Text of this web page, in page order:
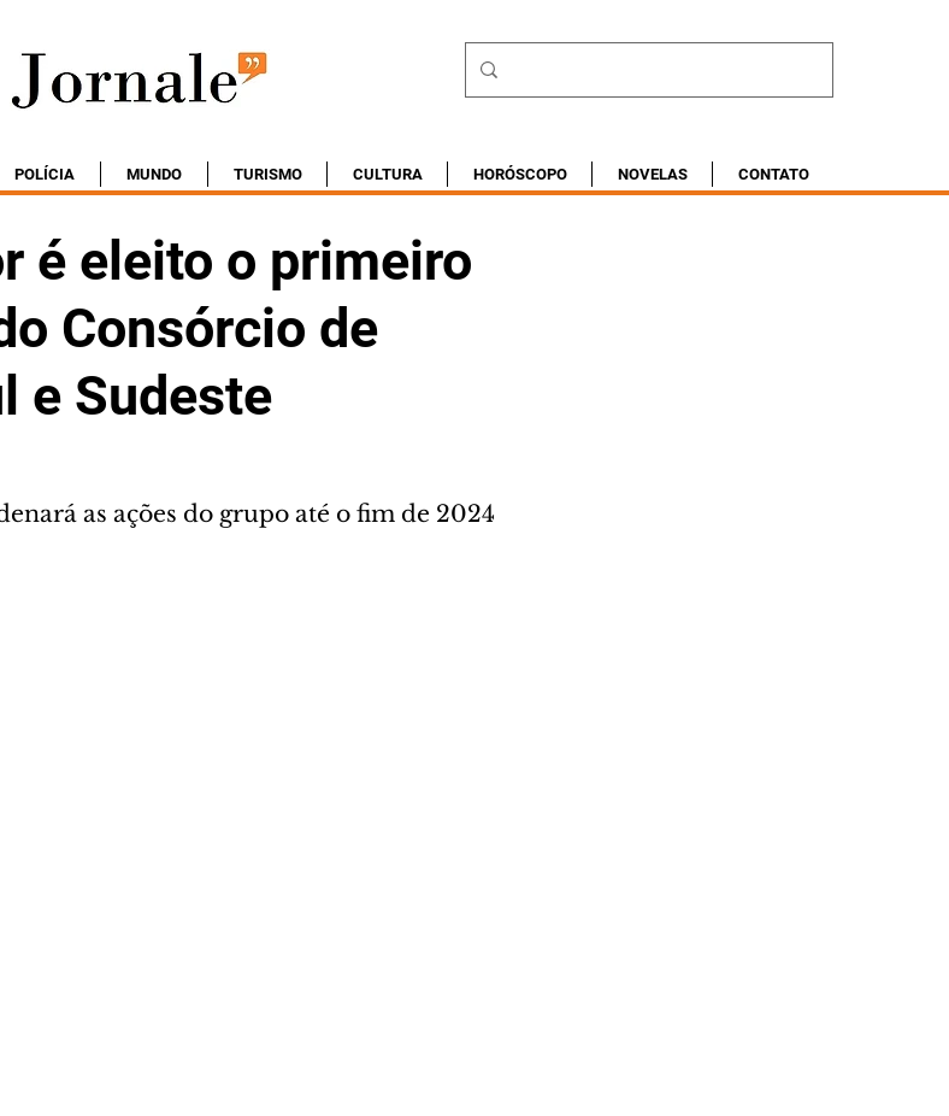
POLÍCIA MUNDO TURISMO CULTURA HORÓSCOPO NOVELAS CONTATO
é eleito o primeiro
Consórcio de
e Sudeste
as ações do grupo até o fim de 2024